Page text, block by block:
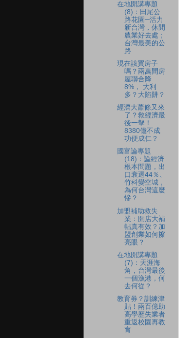
在地開講專題
(8)：田尾公
路花園─活力
新台灣，休閒
農業好去處；
台灣最美的公
路
現在該買房子
嗎？兩萬間房
屋聯合降
8%， 大利
多？大陷阱？
經濟大蕭條又來
了？救經濟最
後一擊！
8380億不成
功便成仁？
國富論專題
(18)：論經濟
根本問題，出
口衰退44％、
竹科變空城，
為何台灣這麼
慘？
加盟補助救失
業：開店大補
帖真有效？加
盟創業如何擦
亮眼？
在地開講專題
(7)：天涯海
角，台灣最後
一個漁港，何
去何從？
教育券？訓練津
貼！兩百億助
高學歷失業者
重返校園再教
育